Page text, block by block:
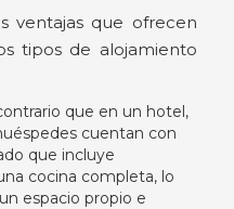
ventajas que ofrecen
tipos de alojamiento
que en un hotel,
cuentan con
que incluye
cocina completa, lo
espacio propio e